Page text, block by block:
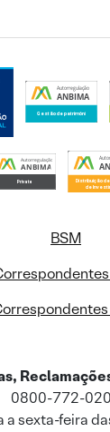
BSM
0800-772-
a sexta-feira